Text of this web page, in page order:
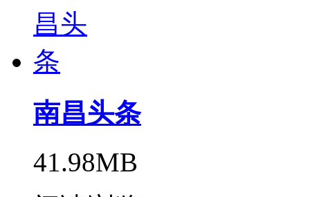
南昌头条
41.98MB